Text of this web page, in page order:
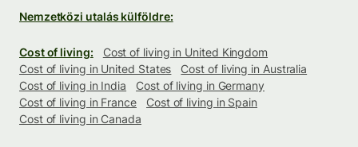
Nemzetközi utalás külföldre:
Cost of living:
Cost of living in United Kingdom
Cost of living in United States
Cost of living in Australia
Cost of living in India
Cost of living in Germany
Cost of living in France
Cost of living in Spain
Cost of living in Canada